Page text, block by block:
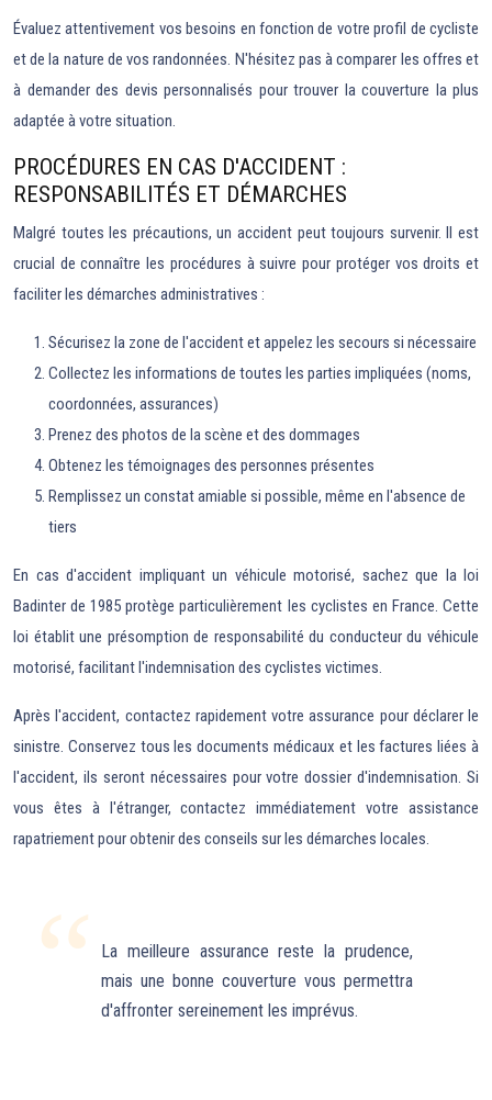
Évaluez attentivement vos besoins en fonction de votre profil de cycliste
et de la nature de vos randonnées. N'hésitez pas à comparer les offres et
à demander des devis personnalisés pour trouver la couverture la plus
adaptée à votre situation.
PROCÉDURES EN CAS D'ACCIDENT :
RESPONSABILITÉS ET DÉMARCHES
Malgré toutes les précautions, un accident peut toujours survenir. Il est
crucial de connaître les procédures à suivre pour protéger vos droits et
faciliter les démarches administratives :
Sécurisez la zone de l'accident et appelez les secours si nécessaire
Collectez les informations de toutes les parties impliquées (noms,
coordonnées, assurances)
Prenez des photos de la scène et des dommages
Obtenez les témoignages des personnes présentes
Remplissez un constat amiable si possible, même en l'absence de
tiers
En cas d'accident impliquant un véhicule motorisé, sachez que la loi
Badinter de 1985 protège particulièrement les cyclistes en France. Cette
loi établit une présomption de responsabilité du conducteur du véhicule
motorisé, facilitant l'indemnisation des cyclistes victimes.
Après l'accident, contactez rapidement votre assurance pour déclarer le
sinistre. Conservez tous les documents médicaux et les factures liées à
l'accident, ils seront nécessaires pour votre dossier d'indemnisation. Si
vous êtes à l'étranger, contactez immédiatement votre assistance
rapatriement pour obtenir des conseils sur les démarches locales.
La meilleure assurance reste la prudence,
mais une bonne couverture vous permettra
d'affronter sereinement les imprévus.